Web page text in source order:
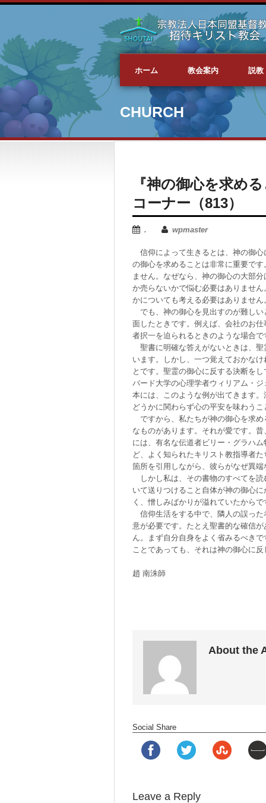
ホーム 教会案内 説教
CHURCH
『神の御心を求め
コーナー（813）
. wpmaster
信仰によって生きるとは、神の御心
の御心を求めることは非常に重要で
ません。なぜなら、神の御心の大部
か売らないかで悩む必要はありませ
かについても考える必要はありません
でも、神の御心を見出すのが難しい
面したときです。例えば、会社のお
者択一を迫られるときのような場合で
聖書に明確な答えがないときは、聖
います。しかし、一つ覚えておかな
とです。聖霊の御心に反する決断を
バード大学の心理学者ウィリアム・
本には、このような例が出てきます
どうかに関わらず心の平安を味わうこ
ですから、私たちが神の御心を求め
なものがあります。それが愛です。
には、有名な伝道者ビリー・グラハ
ど、よく知られたキリスト教指導者
箇所を引用しながら、彼らがなぜ異端
しかし私は、その書物のすべてを読
いて送りつけること自体が神の御心
く、憎しみばかりが溢れていたからで
信仰生活をする中で、隣人の誤った
意が必要です。たとえ聖書的な確信
ん。まず自分自身をよく省みるべき
ことであっても、それは神の御心に反
趙 南洙師
About the
Social Share
Leave a Reply